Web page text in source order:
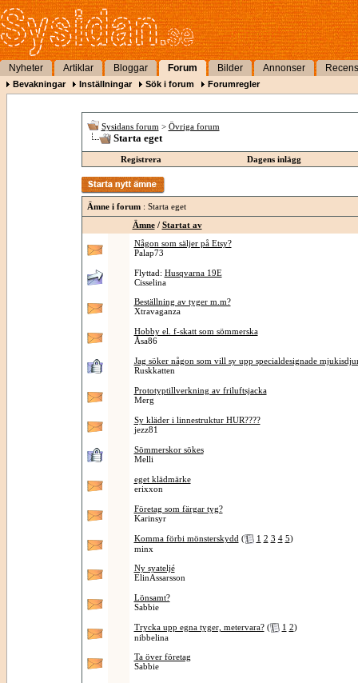
Nyheter Artiklar Bloggar Forum Bilder Annonser
Bevakningar Inställningar Sök i forum Forumregler
Sysidans forum > Övriga forum
Starta eget
Registrera Dagens inlägg
Ämne i forum: Starta eget
Ämne/ Startat av
Någon som säljer på Etsy?
Palap73
Flyttad: Husqvarna 19E
Cisselina
Beställning av tyger m.m?
Xtravaganza
Hobby el. f-skatt som sömmerska
Åsa86
Jag söker någon som vill sy upp specialdesignade
Ruskkatten
Prototyptillverkning av friluftsjacka
Merg
Sy kläder i linnestruktur HUR????
jezz81
Sömmerskor sökes
Melli
eget klädmärke
erixxon
Företag som färgar tyg?
Karinsyr
Komma förbi mönsterskydd ( 1 2 3 4 5)
minx
Ny syateljé
ElinAssarsson
Lönsamt?
Sabbie
Trycka upp egna tyger, metervara? ( 1 2)
nibbelina
Ta över företag
Sabbie